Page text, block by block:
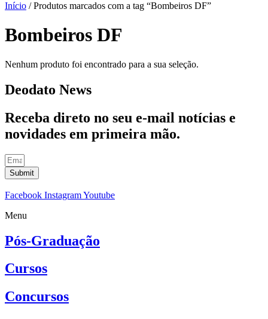
Início / Produtos marcados com a tag “Bombeiros DF”
Bombeiros DF
Nenhum produto foi encontrado para a sua seleção.
Deodato News
Receba direto no seu e-mail notícias e
novidades em primeira mão.
Submit
Facebook InstagramYoutube
Menu
Pós-Graduação
Cursos
Concursos